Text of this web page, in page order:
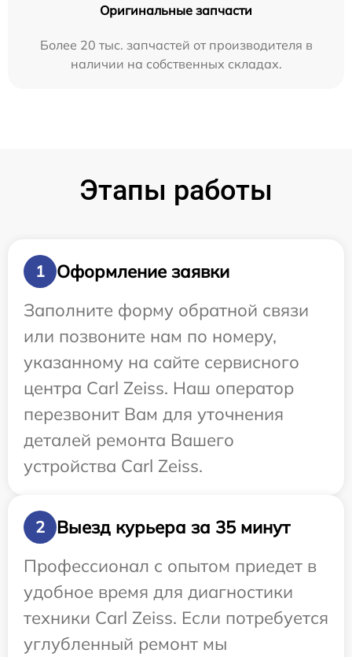
Оригинальные запчасти
Более 20 тыс. запчастей от производителя в
наличии на собственных складах.
Этапы работы
1
Оформление заявки
Заполните форму обратной связи
или позвоните нам по номеру,
указанному на сайте сервисного
центра Carl Zeiss. Наш оператор
перезвонит Вам для уточнения
деталей ремонта Вашего
устройства Carl Zeiss.
2
Выезд курьера за 35 минут
Профессионал с опытом приедет в
удобное время для диагностики
техники Carl Zeiss. Если потребуется
углубленный ремонт мы